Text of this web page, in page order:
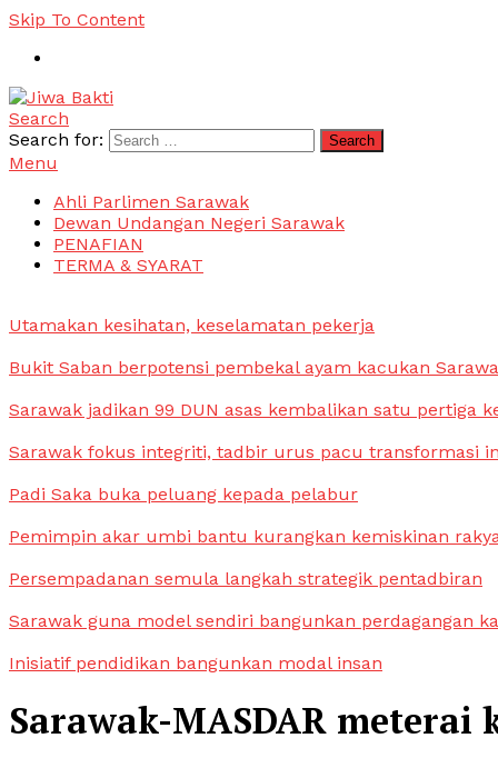
Skip To Content
Jiwa Bakti
Suara PBB Sarawak
Search
Search for:
Menu
Ahli Parlimen Sarawak
Dewan Undangan Negeri Sarawak
PENAFIAN
TERMA & SYARAT
Utamakan kesihatan, keselamatan pekerja
Bukit Saban berpotensi pembekal ayam kacukan
Sarawak jadikan 99 DUN asas kembalikan satu pertiga
Sarawak fokus integriti, tadbir urus pacu transformasi
Padi Saka buka peluang kepada pelabur
Pemimpin akar umbi bantu kurangkan kemiskinan
Persempadanan semula langkah strategik pentadbiran
Sarawak guna model sendiri bangunkan perdagangan
Inisiatif pendidikan bangunkan modal insan
Sarawak-MASDAR